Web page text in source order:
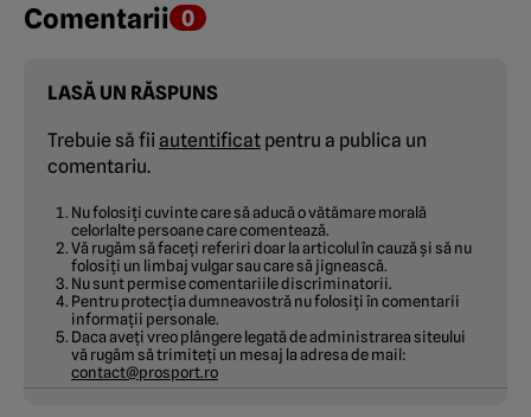
Comentarii 0
LASĂ UN RĂSPUNS
Trebuie să fii autentificat pentru a publica un
comentariu.
Nu folosiți cuvinte care să aducă o vătămare morală
celorlalte persoane care comentează.
Vă rugăm să faceți referiri doar la articolul în cauză și să nu
folosiți un limbaj vulgar sau care să jignească.
Nu sunt permise comentariile discriminatorii.
Pentru protecția dumneavostră nu folosiți în comentarii
informații personale.
Daca aveți vreo plângere legată de administrarea siteului
vă rugăm să trimiteți un mesaj la adresa de mail:
contact@prosport.ro